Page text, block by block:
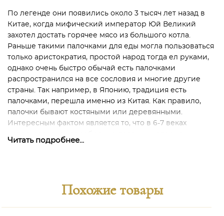
По легенде они появились около 3 тысяч лет назад в
Китае, когда мифический император Юй Великий
захотел достать горячее мясо из большого котла.
Раньше такими палочками для еды могла пользоваться
только аристократия, простой народ тогда ел руками,
однако очень быстро обычай есть палочками
распространился на все сословия и многие другие
страны. Так например, в Японию, традиция есть
палочками, перешла именно из Китая. Как правило,
палочки бывают костяными или деревянными.
Интересным фактом является то, что в 6-7 веках
позволяют определить возможное наличие яда в еде.
Статистика говорит, что 30 процентов людей в мире
едят палочками! Столько же пользуются вилками,
остальные же продолжают есть еду руками.
Читать подробнее...
Похожие товары